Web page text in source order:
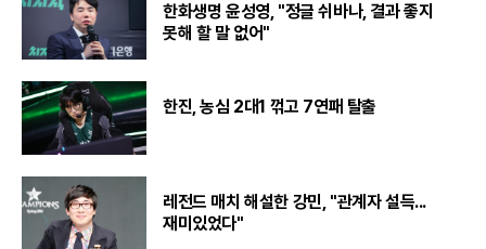
한화생명 윤성영, "정글 쉬바나, 결과 좋지
못해 할 말 없어"
한진, 농심 2대1 꺾고 7연패 탈출
레전드 매치 해설한 강민, "관계자 설득...
재미있었다"